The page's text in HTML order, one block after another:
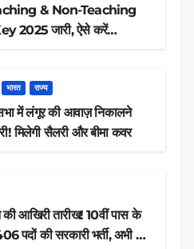
& Non-Teaching
2025 जारी, ऐसे करें
भारत राज्य
में लंगूर की आवाज़ निकालने
नौकरी! मिलेगी सैलरी और बीमा कवर
आखिरी तारीख! 10वीं पास के
पदों की सरकारी भर्ती, अभी करें